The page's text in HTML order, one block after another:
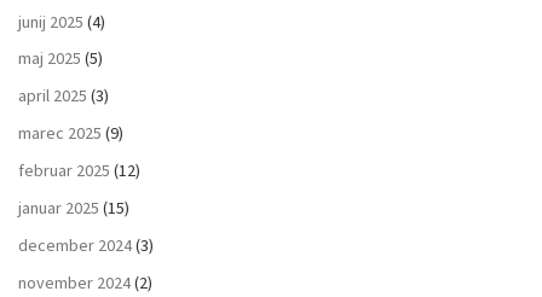
junij 2025 (4)
maj 2025 (5)
april 2025 (3)
marec 2025 (9)
februar 2025 (12)
januar 2025 (15)
december 2024(3)
november 2024(2)